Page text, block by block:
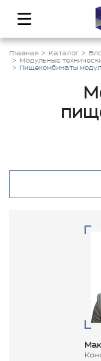
Главная Каталог
Модульные
Пищекомбинаты